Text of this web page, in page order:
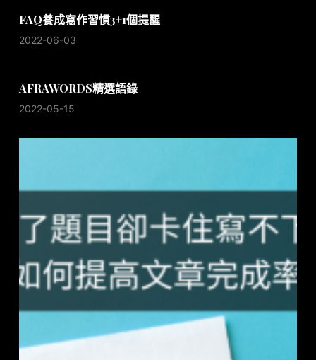
FAQ養成寫作習慣3+1個提醒
2022-06-03
AFRAWORDS精選語錄
2022-05-15